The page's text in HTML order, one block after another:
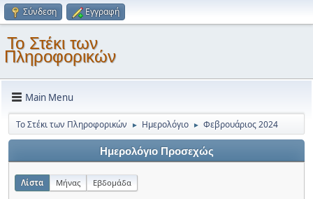
Σύνδεση Εγγραφή
Το Στέκι των
Πληροφορικών
Main Menu
Το Στέκι των Πληροφορικών ► Ημερολόγιο ► Φεβρουάριος 2024
Ημερολόγιο Προσεχώς
Λίστα Μήνας Εβδομάδα